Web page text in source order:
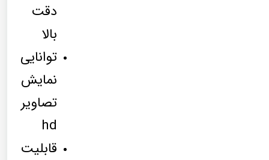
دقت
بالا
توانایی
نمایش
تصاویر
hd
قابلیت